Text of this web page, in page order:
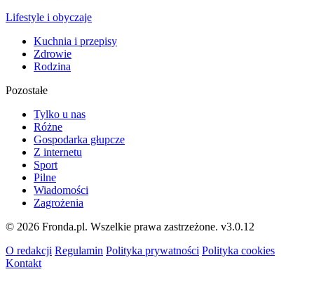
Lifestyle i obyczaje
Kuchnia i przepisy
Zdrowie
Rodzina
Pozostałe
Tylko u nas
Różne
Gospodarka głupcze
Z internetu
Sport
Pilne
Wiadomości
Zagrożenia
© 2026 Fronda.pl. Wszelkie prawa zastrzeżone. v3.0.12
O redakcji Regulamin Polityka prywatności Polityka cookies
Kontakt